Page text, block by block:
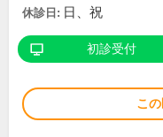
休診日: 日、祝
初診受付
こ